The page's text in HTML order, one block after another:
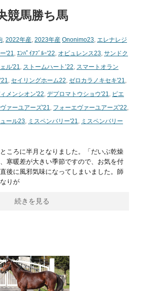
競馬勝ち馬
, 2022年産, 2023年産 Ononimo23, エレナレジ
'21, ｴﾝﾊﾟｲｱﾌﾞﾙｰ'22, オピュレンス23, サンドク
ル'21, ストームハート’22, スマートオラン
, セイリングホーム22, ゼロカラノキセキ'21,
メンシオン'22, デプロマトウショウ'21, ピエ
ァーユアーズ'21, フォーエヴァーユアーズ'22,
ール23, ミスペンバリー'21, ミスペンバリー
ころに半月となりました。「だいぶ乾燥
寒暖差が大きい季節ですので、お気を付
後に風邪気味になってしまいました。師
りが
続きを見る